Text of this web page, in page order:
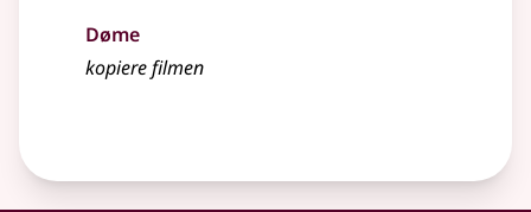
Døme
kopiere filmen